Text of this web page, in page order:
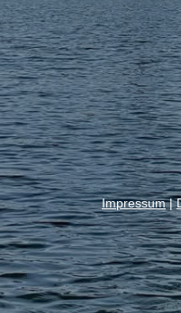
Impressum|